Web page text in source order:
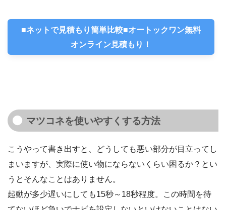
■ネットで見積もり簡単比較■オートックワン無料
オンライン見積もり！
マツコネを使いやすくする方法
こうやって書き出すと、どうしても悪い部分が目立ってし
まいますが、実際に使い物にならないくらい困るか？とい
うとそんなことはありません。
起動が多少遅いにしても15秒～18秒程度。この時間を待